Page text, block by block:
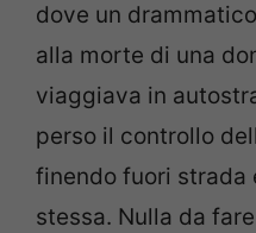
dove un
alla morte di una
viaggiava in
perso il controllo
finendo fuori strada
stessa. Nulla da